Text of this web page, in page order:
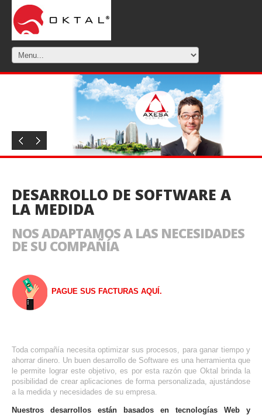
DESARROLLO DE SOFTWARE A
LA MEDIDA
NOS ADAPTAMOS A LAS NECESIDADES
DE SU COMPAÑÍA
PAGUE SUS FACTURAS AQUÍ.
Toda compañía necesita optimizar sus procesos, para ganar tiempo y
ahorrar dinero. Un buen desarrollo de Software es una herramienta que
le permite lograr este objetivo, es por esta razón que Oktal brinda la
posibilidad de crear aplicaciones de forma personalizada, ajustándose
a la medida y necesidades de su empresa.
Nuestros desarrollos están basados en tecnologías Web y